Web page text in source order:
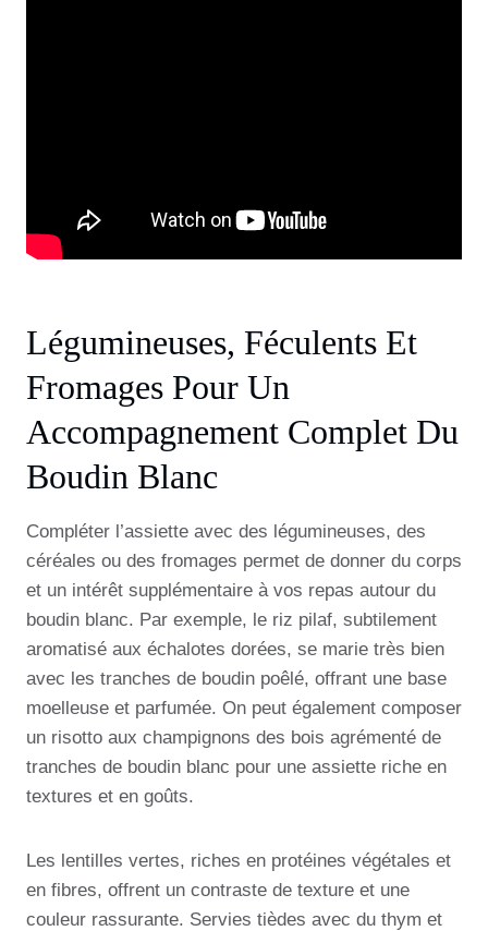
Légumineuses, Féculents Et
Fromages Pour Un
Accompagnement Complet Du
Boudin Blanc
Compléter l’assiette avec des légumineuses, des
céréales ou des fromages permet de donner du corps
et un intérêt supplémentaire à vos repas autour du
boudin blanc. Par exemple, le riz pilaf, subtilement
aromatisé aux échalotes dorées, se marie très bien
avec les tranches de boudin poêlé, offrant une base
moelleuse et parfumée. On peut également composer
un risotto aux champignons des bois agrémenté de
tranches de boudin blanc pour une assiette riche en
textures et en goûts.
Les lentilles vertes, riches en protéines végétales et
en fibres, offrent un contraste de texture et une
couleur rassurante. Servies tièdes avec du thym et